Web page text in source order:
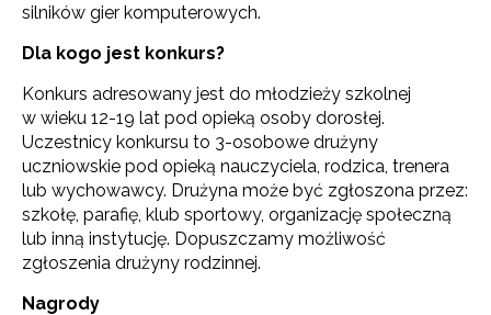
silników gier komputerowych.
Dla kogo jest konkurs?
Konkurs adresowany jest do młodzieży szkolnej
w wieku 12-19 lat pod opieką osoby dorosłej.
Uczestnicy konkursu to 3-osobowe drużyny
uczniowskie pod opieką nauczyciela, rodzica, trenera
lub wychowawcy. Drużyna może być zgłoszona przez:
szkołę, parafię, klub sportowy, organizację społeczną
lub inną instytucję. Dopuszczamy możliwość
zgłoszenia drużyny rodzinnej.
Nagrody